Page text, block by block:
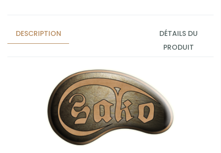
DESCRIPTION
DÉTAILS DU
PRODUIT